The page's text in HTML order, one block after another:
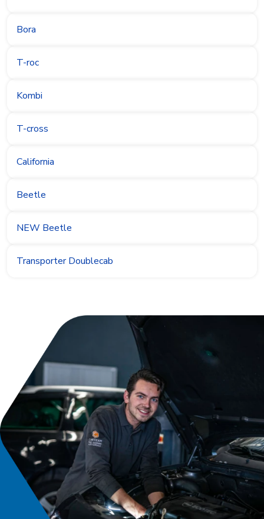
Bora
T-roc
Kombi
T-cross
California
Beetle
NEW Beetle
Transporter Doublecab